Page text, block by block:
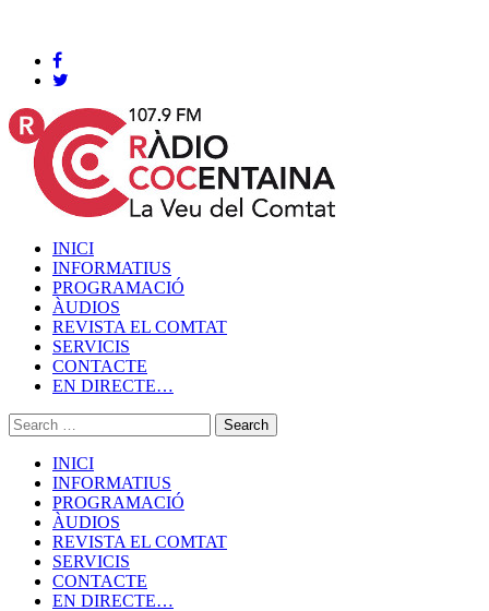
INICI
INFORMATIUS
PROGRAMACIÓ
ÀUDIOS
REVISTA EL COMTAT
SERVICIS
CONTACTE
EN DIRECTE…
INICI
INFORMATIUS
PROGRAMACIÓ
ÀUDIOS
REVISTA EL COMTAT
SERVICIS
CONTACTE
EN DIRECTE…